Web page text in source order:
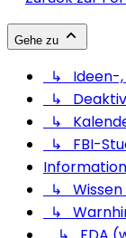
Gehe zu
↳ Ideen-,
↳
↳
↳ FBI-
↳ Wissen
↳